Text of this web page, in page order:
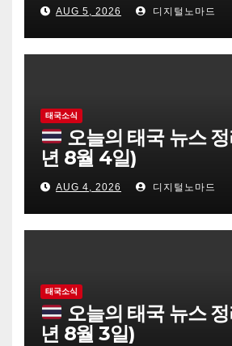
AUG 5, 2026 디지털노마드
태국소식
오늘의 태국 뉴스
년 8월 4일)
AUG 4, 2026 디지털노마드
태국소식
오늘의 태국 뉴스
년 8월 3일)